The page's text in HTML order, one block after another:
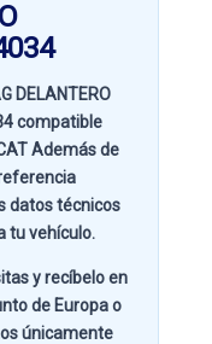
DELANTERO
compatible
Además de
datos técnicos
tu vehículo.
y recíbelo en
de Europa o
únicamente